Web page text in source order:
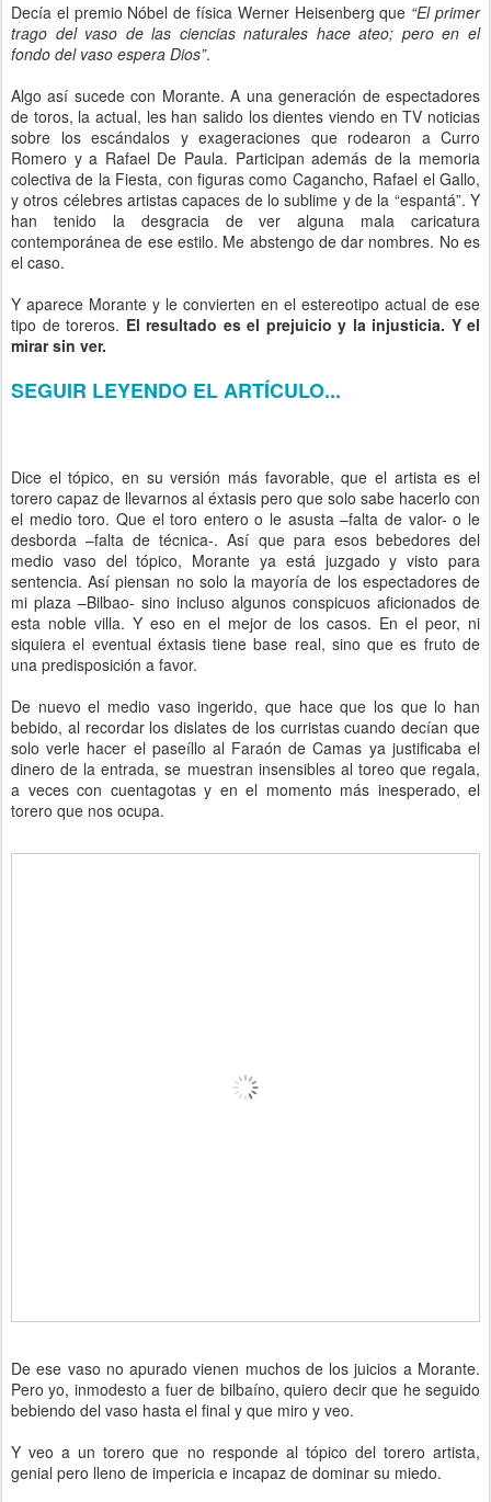
Decía el premio Nóbel de física Werner Heisenberg que “El primer
trago del vaso de las ciencias naturales hace ateo; pero en el
fondo del vaso espera Dios”.
Algo así sucede con Morante. A una generación de espectadores
de toros, la actual, les han salido los dientes viendo en TV noticias
sobre los escándalos y exageraciones que rodearon a Curro
Romero y a Rafael De Paula. Participan además de la memoria
colectiva de la Fiesta, con figuras como Cagancho, Rafael el Gallo,
y otros célebres artistas capaces de lo sublime y de la “espantá”. Y
han tenido la desgracia de ver alguna mala caricatura
contemporánea de ese estilo. Me abstengo de dar nombres. No es
el caso.
Y aparece Morante y le convierten en el estereotipo actual de ese
tipo de toreros. El resultado es el prejuicio y la injusticia. Y el
mirar sin ver.
SEGUIR LEYENDO EL ARTÍCULO...
Dice el tópico, en su versión más favorable, que el artista es el
torero capaz de llevarnos al éxtasis pero que solo sabe hacerlo con
el medio toro. Que el toro entero o le asusta –falta de valor- o le
desborda –falta de técnica-. Así que para esos bebedores del
medio vaso del tópico, Morante ya está juzgado y visto para
sentencia. Así piensan no solo la mayoría de los espectadores de
mi plaza –Bilbao- sino incluso algunos conspicuos aficionados de
esta noble villa. Y eso en el mejor de los casos. En el peor, ni
siquiera el eventual éxtasis tiene base real, sino que es fruto de
una predisposición a favor.
De nuevo el medio vaso ingerido, que hace que los que lo han
bebido, al recordar los dislates de los curristas cuando decían que
solo verle hacer el paseíllo al Faraón de Camas ya justificaba el
dinero de la entrada, se muestran insensibles al toreo que regala,
a veces con cuentagotas y en el momento más inesperado, el
torero que nos ocupa.
De ese vaso no apurado vienen muchos de los juicios a Morante.
Pero yo, inmodesto a fuer de bilbaíno, quiero decir que he seguido
bebiendo del vaso hasta el final y que miro y veo.
Y veo a un torero que no responde al tópico del torero artista,
genial pero lleno de impericia e incapaz de dominar su miedo.